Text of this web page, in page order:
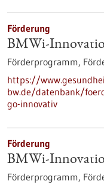
Förderung
BMWi-
Förderprogramm,
https://
bw.de/datenbank/
go-innovativ
Förderung
BMWi-
Förderprogramm,